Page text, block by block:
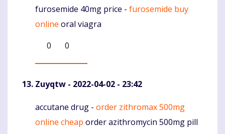
Komentaras
furosemide 40mg price - furosemide buy
online oral viagra
0
0
Zuyqtw - 2022-04-02 - 23:42
Komentaras
accutane drug - order zithromax 500mg
online cheap order azithromycin 500mg pill